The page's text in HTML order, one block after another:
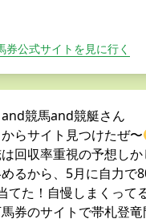
券公式サイトを見に行く
競馬and競艇さん
らサイト見つけたぜ〜
回収率重視の予想し
るから、5月に自力で
てた！自慢しまくって
券のサイトで帯札登竜